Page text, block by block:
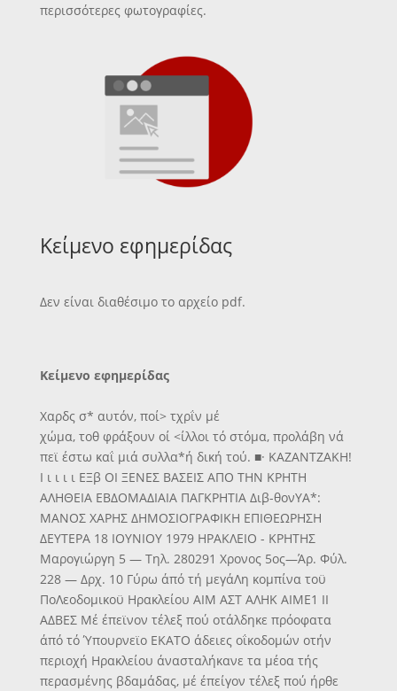
περισσότερες φωτογραφίες.
Κείμενο εφημερίδας
Δεν είναι διαθέσιμο το αρχείο pdf.
Κείμενο εφημερίδας
Χαρδς σ* αυτόν, ποί> τχρΐν μέ
χώμα, τοθ φράξουν οί <ίλλοι τό στόμα, προλάβη νά
πεϊ έστω καΐ μιά συλλα*ή δική τού. ■· ΚΑΖΑΝΤΖΑΚΗ!
Ι ι ι ι ι ΕΞβ ΟΙ ΞΕΝΕΣ ΒΑΣΕΙΣ ΑΠΟ ΤΗΝ ΚΡΗΤΗ
ΑΛΗΘΕΙΑ ΕΒΔΟΜΑΔΙΑΙΑ ΠΑΓΚΡΗΤΙΑ Διβ-θονΥΑ*:
ΜΑΝΟΣ ΧΑΡΗΣ ΔΗΜΟΣΙΟΓΡΑΦΙΚΗ ΕΠΙΘΕΩΡΗΣΗ
ΔΕΥΤΕΡΑ 18 ΙΟΥΝΙΟΥ 1979 ΗΡΑΚΛΕΙΟ - ΚΡΗΤΗΣ
Μαρογιώργη 5 — Τηλ. 280291 Χρονος 5ος—Άρ. Φύλ.
228 — Δρχ. 10 Γύρω άπό τή μεγάΛη κομπίνα τοϋ
ΠοΛεοδομικοϋ Ηρακλείου ΑΙΜ ΑΣΤ ΑΛΗΚ ΑΙΜΕ1 II
ΑΔΒΕΣ Μέ έπεϊνον τέλεξ πού οτάλδηκε πρόοφατα
άπό τό Ύπουρνεϊο ΕΚΑΤΟ άδειες οΐκοδομών οτήν
περιοχή Ηρακλείου άνασταλήκανε τα μέοα τής
περασμένης βδαμάδας, μέ έπείγον τέλεξ πού ήρθε